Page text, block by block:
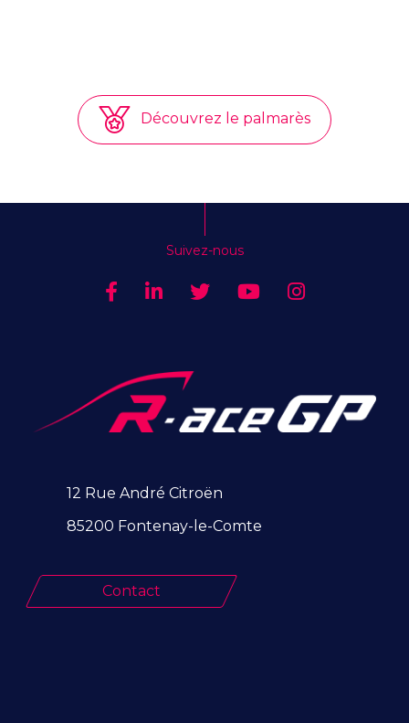
Découvrez le palmarès
Suivez-nous
12 Rue André Citroën
85200 Fontenay-le-Comte
Contact